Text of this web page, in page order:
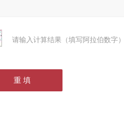
请输入计算结果（填写阿拉伯数字